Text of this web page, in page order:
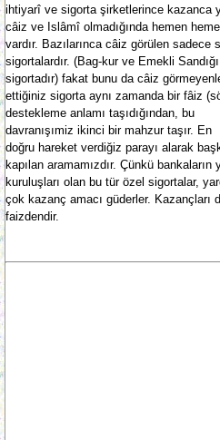
ihtiyarî ve sigorta şirketlerince kazanca
câiz ve Islâmî olmadığında hemen
vardır. Bazılarınca câiz görülen sadece
sigortalardır. (Bag-kur ve Emekli
sigortadır) fakat bunu da câiz
ettiğiniz sigorta aynı zamanda bir fâiz
destekleme anlamı taşıdığından, bu
davranışımiz ikinci bir mahzur taşır. En
doğru hareket verdiğiz parayı alarak
kapılan aramamızdır. Çünkü bankaların
kuruluşları olan bu tür özel sigortalar,
çok kazanç amacı güderler. Kazançları
faizdendir.